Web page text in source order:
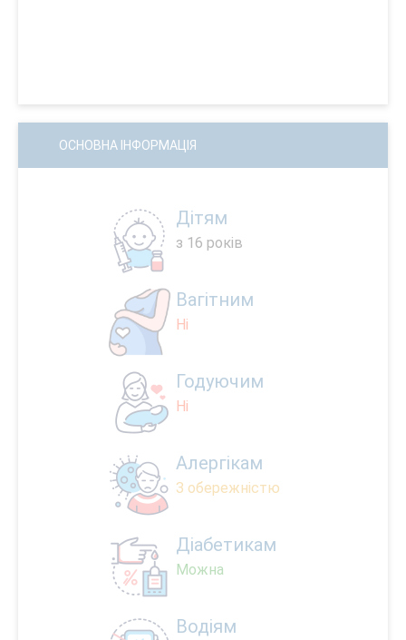
ОСНОВНА ІНФОРМАЦІЯ
Дітям
з 16 років
Вагітним
Ні
Годуючим
Ні
Алергікам
З обережністю
Діабетикам
Можна
Водіям